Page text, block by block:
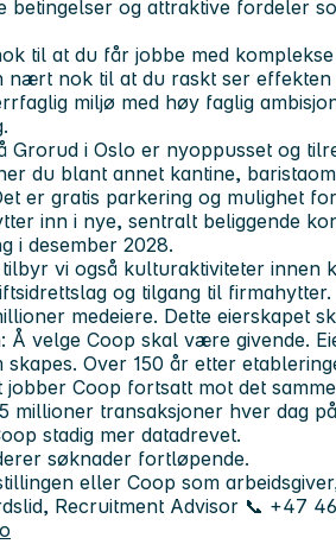
betingelser og attraktive fordeler
til at du får jobbe med
nært nok til at du raskt ser
miljø med høy faglig
Grorud i Oslo er nyoppusset og
du blant annet kantine,
er gratis parkering og mulighet
inn i nye, sentralt beliggende
i desember 2028.
vi også kulturaktiviteter innen
og tilgang til firmahytter.
medeiere. Dette eierskapet
Å velge Coop skal være givende.
skapes. Over 150 år etter
Coop fortsatt mot det
millioner transaksjoner hver dag
stadig mer datadrevet.
søknader fortløpende.
eller Coop som
Recruitment Advisor 📞 +47